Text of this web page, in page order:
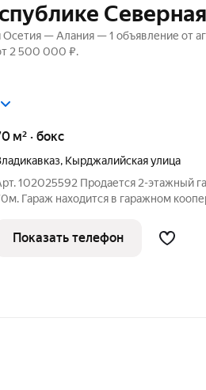
— Алания — 1 объявление от
2 500 000 ₽.
70 м² · бокс
, Кырджалийская улица
102025592 Продается 2-этажный
Гараж находится в гаражном
также установлены полки по
второй этаж,
Показать телефон